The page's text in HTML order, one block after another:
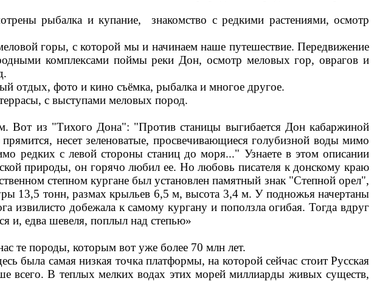
рыбалка и купание, знакомство с редкими растениями, осмотр
горы, с которой мы и начинаем наше путешествие. Передвижение
комплексами поймы реки Дон, осмотр меловых гор, оврагов и
отдых, фото и кино съёмка, рыбалка и многое другое.
с выступами меловых пород.
Вот из "Тихого Дона": "Против станицы выгибается Дон кабаржиной
прямится, несет зеленоватые, просвечивающиеся голубизной воды мимо
редких с левой стороны станиц до моря..." Узнаете в этом описании
природы, он горячо любил ее. Но любовь писателя к донскому краю
степном кургане был установлен памятный знак "Степной орел",
13,5 тонн, размах крыльев 6,5 м, высота 3,4 м. У подножья начертаны
добежала к самому кургану и поползла огибая. Тогда вдруг
и, едва шевеля, поплыл над степью»
те породы, которым вот уже более 70 млн лет.
была самая низкая точка платформы, на которой сейчас стоит Русская
всего. В теплых мелких водах этих морей миллиарды живых существ,